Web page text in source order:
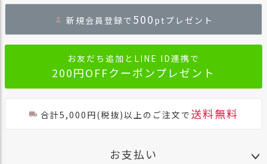
へ
新規会員登録で 500 ptプレゼント
お友だち追加とLINE ID連携で
200円OFFクーポンプレゼント
合計5,000円(税抜)以上のご注文で 送料無料
お支払い